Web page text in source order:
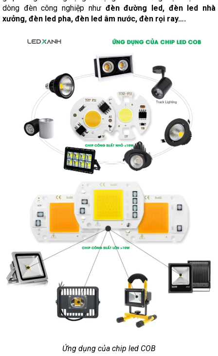
dòng đèn công nghiệp nhưđèn đường led, đèn led nhà
xưởng, đèn led pha, đèn led âm nước, đèn rọi ray….
Ứng dụng của chip led COB